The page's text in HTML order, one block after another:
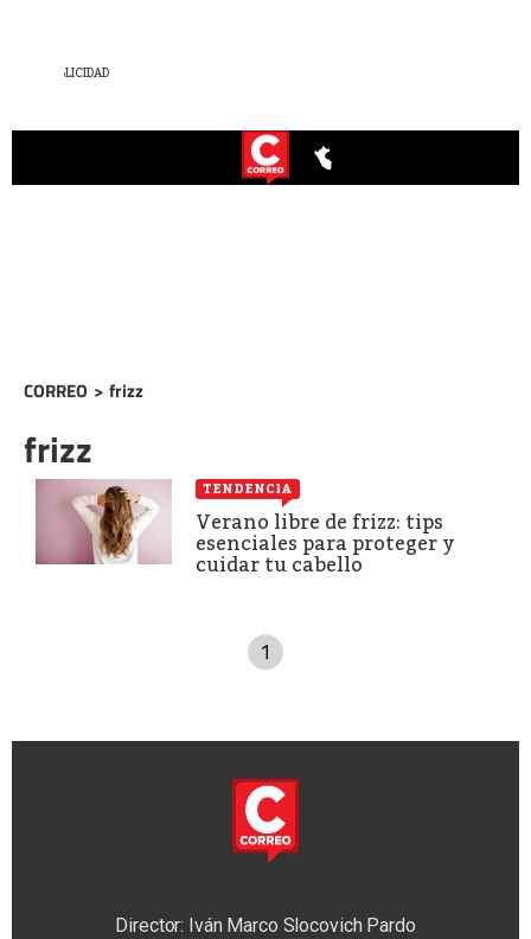
CORREO > frizz
frizz
TENDENCIA
Verano libre de frizz: tips
esenciales para proteger y
cuidar tu cabello
1
Director: Iván Marco Slocovich Pardo